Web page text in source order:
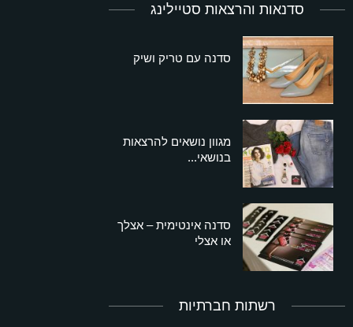
סדנאות והרצאות סטיילינג
סדנה עם טריק ושיק
מגוון נושאים להרצאות
בנושאי...
סדנה אינטימית – אצלך
או אצלי
רשתות חברתיות